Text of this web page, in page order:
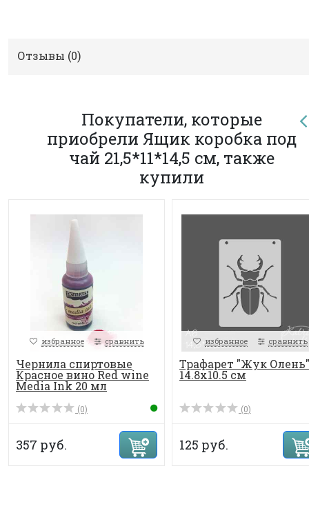
Отзывы (0)
Покупатели, которые
приобрели Ящик коробка под
чай 21,5*11*14,5 см, также
купили
избранное сравнить
Чернила спиртовые
Красное вино Red wine
Media Ink 20 мл
(0)
357 руб.
избранное сравнить
Трафарет "Жук Олень"
14.8х10.5 см
(0)
125 руб.